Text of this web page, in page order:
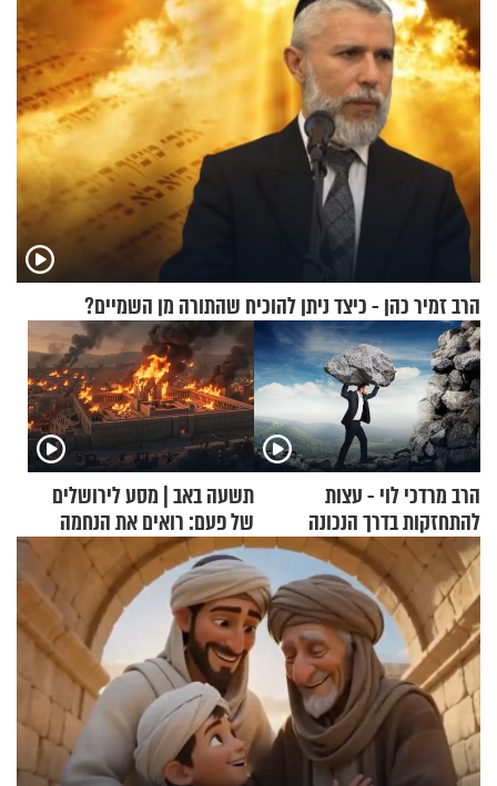
הרב זמיר כהן - כיצד ניתן להוכיח שהתורה מן השמיים?
הרב מרדכי לוי - עצות
להתחזקות בדרך הנכונה
תשעה באב | מסע לירושלים
של פעם: רואים את הנחמה